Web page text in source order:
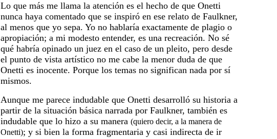
Lo que más me llama la atención es el hecho de que Onetti
nunca haya comentado que se inspiró en ese relato de Faulkner,
al menos que yo sepa. Yo no hablaría exactamente de plagio o
apropiación; a mi modesto entender, es una recreación. No sé
qué habría opinado un juez en el caso de un pleito, pero desde
el punto de vista artístico no me cabe la menor duda de que
Onetti es inocente. Porque los temas no significan nada por sí
mismos.
Aunque me parece indudable que Onetti desarrolló su historia a
partir de la situación básica narrada por Faulkner, también es
indudable que lo hizo a su manera (quiero decir, a la manera de
Onetti); y si bien la forma fragmentaria y casi indirecta de ir